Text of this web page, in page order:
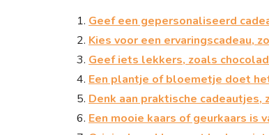
Geef een gepersonaliseerd
Kies voor een ervaringscadeau,
Geef iets lekkers, zoals
Een plantje of bloemetje doet
Denk aan praktische
Een mooie kaars of geurkaars is